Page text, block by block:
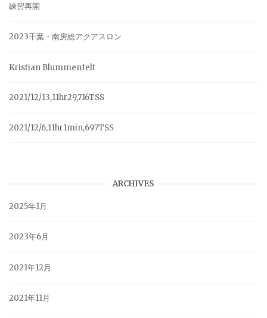
練習再開
2023千葉・南房総アクアスロン
Kristian Blummenfelt
2021/12/13,11hr29,716TSS
2021/12/6,11hr1min,697TSS
ARCHIVES
2025年1月
2023年6月
2021年12月
2021年11月